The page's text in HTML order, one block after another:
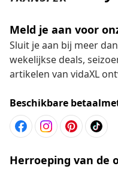
Meld je aan voor
Sluit je aan bij meer
wekelijkse deals,
artikelen van vidaXL
Beschikbare
Herroeping van de